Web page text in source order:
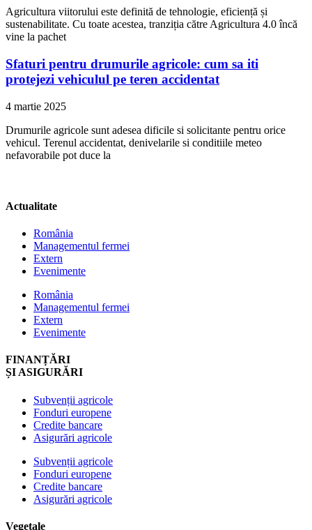
Agricultura viitorului este definită de tehnologie, eficiență și
sustenabilitate. Cu toate acestea, tranziția către Agricultura 4.0 încă
vine la pachet
Sfaturi pentru drumurile agricole: cum sa iti
protejezi vehiculul pe teren accidentat
4 martie 2025
Drumurile agricole sunt adesea dificile si solicitante pentru orice
vehicul. Terenul accidentat, denivelarile si conditiile meteo
nefavorabile pot duce la
Actualitate
România
Managementul fermei
Extern
Evenimente
România
Managementul fermei
Extern
Evenimente
FINANȚĂRI
ȘI ASIGURĂRI
Subvenții agricole
Fonduri europene
Credite bancare
Asigurări agricole
Subvenții agricole
Fonduri europene
Credite bancare
Asigurări agricole
Vegetale